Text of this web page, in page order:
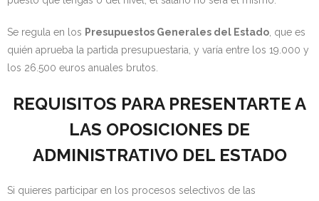
Se regula en los Presupuestos Generales del Estado , que es
quién aprueba la partida presupuestaria, y varía entre los 19.000 y
los 26.500 euros anuales brutos.
REQUISITOS PARA PRESENTARTE A
LAS OPOSICIONES DE
ADMINISTRATIVO DEL ESTADO
Si quieres participar en los procesos selectivos de las